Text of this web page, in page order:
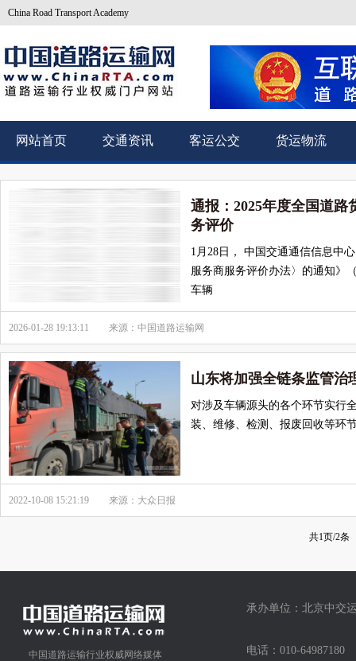
China Road Transport Academy
网站首页 交通资讯 客运公交 货运物流
通报：2025年度全国道
务评价
1月28日， 中国交通通信信息中
服务商服务评价办法〉的通知》
车辆
2026-01-28 19:13:11 来源：中国道路运输网
山东将加强全链条监管治
对涉及车辆源头的各个环节实行
装、维修、检测、报废回收等环
2022-10-08 15:21:19 来源：大众日报
共1页/2条
中国道路运输行业权威网络媒体
承办单位：北京中交
电话：010-